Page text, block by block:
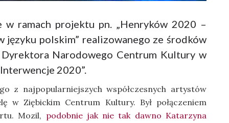
w ramach projektu pn. „Henryków 2020 –
języku polskim” realizowanego ze środków
Narodowego Centrum Kultury w
2020”.
z najpopularniejszych współczesnych artystów
w Ziębickim Centrum Kultury. Był połączeniem
Mozil, podobnie jak nie tak dawno Katarzyna